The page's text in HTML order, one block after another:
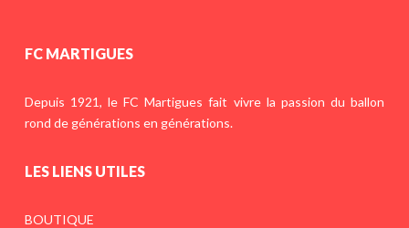
FC MARTIGUES
Depuis 1921, le FC Martigues fait vivre la passion du ballon
rond de générations en générations.
LES LIENS UTILES
BOUTIQUE